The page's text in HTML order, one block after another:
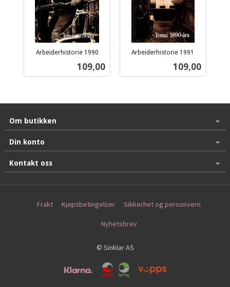
Arbeiderhistorie 1990
Pris
109,00
Arbeiderhistorie 1991
Pris
109,00
Om butikken
Din konto
Kontakt oss
Frakt Kjøpsbetingelser Sikkerhet og personvern
Nyhetsbrev
© Sinklar AS